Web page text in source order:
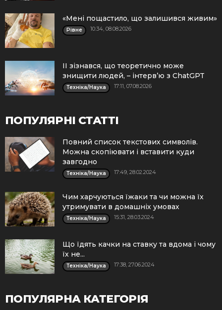
«Мені пощастило, що залишився живим»
Рівне 10:34, 08.08.2026
ІІ зізнався, що теоретично може
знищити людей, – інтерв’ю з ChatGPT
Техніка/Наука 17:11, 07.08.2026
ПОПУЛЯРНІ СТАТТІ
Повний список текстових символів.
Можна скопіювати і вставити куди
завгодно
Техніка/Наука 17:49, 28.02.2024
Чим харчуються їжаки та чи можна їх
утримувати в домашніх умовах
Техніка/Наука 15:31, 28.03.2024
Що їдять качки на ставку та вдома і чому
їх не...
Техніка/Наука 17:38, 27.06.2024
ПОПУЛЯРНА КАТЕГОРІЯ